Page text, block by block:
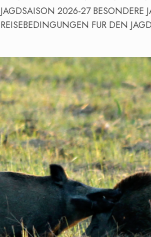
JAGDSAISON 2026-27 BESONDERE
REISEBEDINGUNGEN FUR DEN